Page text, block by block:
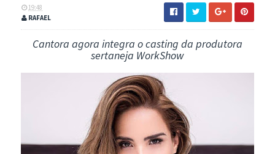
19:48
RAFAEL
Cantora agora integra o casting da produtora
sertaneja WorkShow